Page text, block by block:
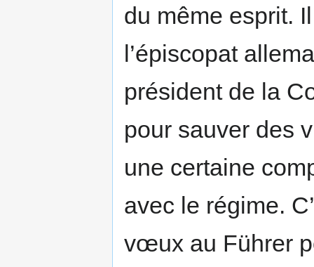
du même esprit.
l’épiscopat
président de la
pour sauver des
une certaine
avec le régime.
vœux au Führer